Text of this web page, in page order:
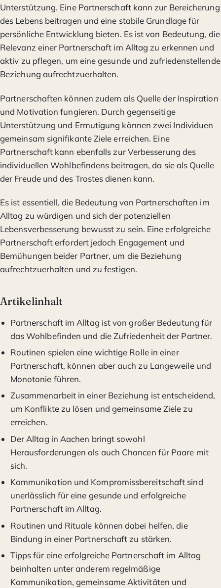
Unterstützung. Eine Partnerschaft kann zur Bereicherung
des Lebens beitragen und eine stabile Grundlage für
persönliche Entwicklung bieten. Es ist von Bedeutung, die
Relevanz einer Partnerschaft im Alltag zu erkennen und
aktiv zu pflegen, um eine gesunde und zufriedenstellende
Beziehung aufrechtzuerhalten.
Partnerschaften können zudem als Quelle der Inspiration
und Motivation fungieren. Durch gegenseitige
Unterstützung und Ermutigung können zwei Individuen
gemeinsam signifikante Ziele erreichen. Eine
Partnerschaft kann ebenfalls zur Verbesserung des
individuellen Wohlbefindens beitragen, da sie als Quelle
der Freude und des Trostes dienen kann.
Es ist essentiell, die Bedeutung von Partnerschaften im
Alltag zu würdigen und sich der potenziellen
Lebensverbesserung bewusst zu sein. Eine erfolgreiche
Partnerschaft erfordert jedoch Engagement und
Bemühungen beider Partner, um die Beziehung
aufrechtzuerhalten und zu festigen.
Artikelinhalt
Partnerschaft im Alltag ist von großer Bedeutung für
das Wohlbefinden und die Zufriedenheit der Partner.
Routinen spielen eine wichtige Rolle in einer
Partnerschaft, können aber auch zu Langeweile und
Monotonie führen.
Zusammenarbeit in einer Beziehung ist entscheidend,
um Konflikte zu lösen und gemeinsame Ziele zu
erreichen.
Der Alltag in Aachen bringt sowohl
Herausforderungen als auch Chancen für Paare mit
sich.
Kommunikation und Kompromissbereitschaft sind
unerlässlich für eine gesunde und erfolgreiche
Partnerschaft im Alltag.
Routinen und Rituale können dabei helfen, die
Bindung in einer Partnerschaft zu stärken.
Tipps für eine erfolgreiche Partnerschaft im Alltag
beinhalten unter anderem regelmäßige
Kommunikation, gemeinsame Aktivitäten und